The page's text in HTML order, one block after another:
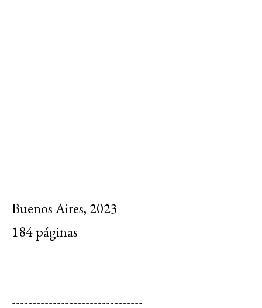
Buenos Aires, 2023
184 páginas
--------------------------------